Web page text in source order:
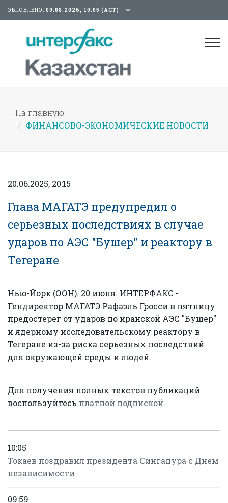
ОБНОВЛЕНО: 09.08.2026, 10:05 (АСТ)
На главную
ФИНАНСОВО-ЭКОНОМИЧЕСКИЕ НОВОСТИ
20.06.2025, 20:15
Глава МАГАТЭ предупредил о
серьезных последствиях в случае
ударов по АЭС "Бушер" и реактору в
Тегеране
Нью-Йорк (ООН). 20 июня. ИНТЕРФАКС -
Гендиректор МАГАТЭ Рафаэль Гросси в пятницу
предостерег от ударов по иранской АЭС "Бушер"
и ядерному исследовательскому реактору в
Тегеране из-за риска серьезных последствий
для окружающей среды и людей.
Для получения полных текстов публикаций
воспользуйтесь платной подпиской.
10:05
Токаев поздравил президента Сингапура с Днем
независимости
09:59